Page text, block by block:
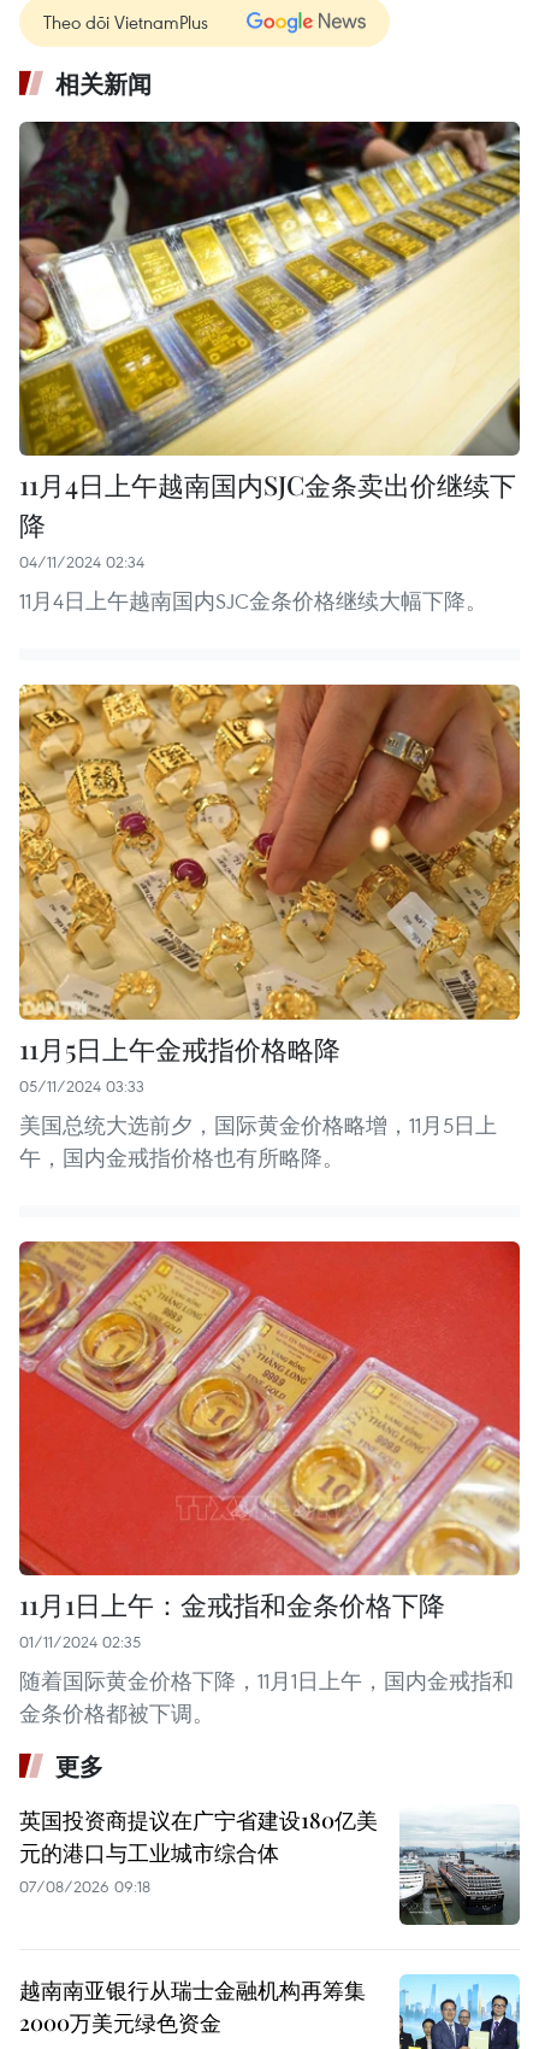
Theo dõi VietnamPlus
相关新闻
11月4日上午越南国内SJC金条卖出价继续下
降
04/11/2024 02:34
11月4日上午越南国内SJC金条价格继续大幅下降。
11月5日上午金戒指价格略降
05/11/2024 03:33
美国总统大选前夕，国际黄金价格略增，11月5日上
午，国内金戒指价格也有所略降。
11月1日上午：金戒指和金条价格下降
01/11/2024 02:35
随着国际黄金价格下降，11月1日上午，国内金戒指和
金条价格都被下调。
更多
英国投资商提议在广宁省建设180亿美
元的港口与工业城市综合体
07/08/2026 09:18
越南南亚银行从瑞士金融机构再筹集
2000万美元绿色资金